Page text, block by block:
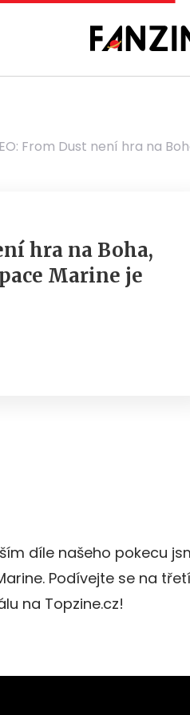
From Dust není hra na
hra na Boha,
Marine je
díle našeho pokecu
Podívejte se na třetí
na Topzine.cz!